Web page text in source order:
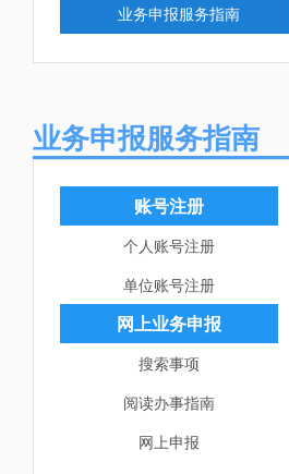
业务申报服务指南
业务申报服务指南
账号注册
个人账号注册
单位账号注册
网上业务申报
搜索事项
阅读办事指南
网上申报